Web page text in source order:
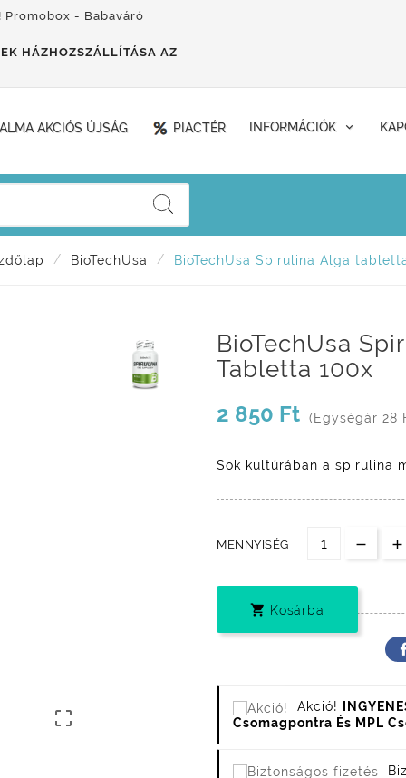
Promobox - Babaváró
HÁZHOZSZÁLLÍTÁSA AZ
AKCIÓS ÚJSÁG PIACTÉR INFORMÁCIÓK
BioTechUsa BioTechUsa Spirulina Alga

BioTechUsa
Tabletta 100x
2 850 Ft (Egységár 28
Sok kultúrában a spirulina
MENNYISÉG
 Kosárba
Akció!
Csomagpontra És MPL